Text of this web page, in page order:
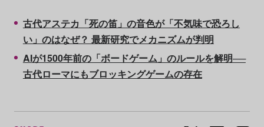
古代アステカ「死の笛」の音色が「不気味で恐ろし
い」のはなぜ？ 最新研究でメカニズムが判明
AIが1500年前の「ボードゲーム」のルールを解明──
古代ローマにもブロッキングゲームの存在